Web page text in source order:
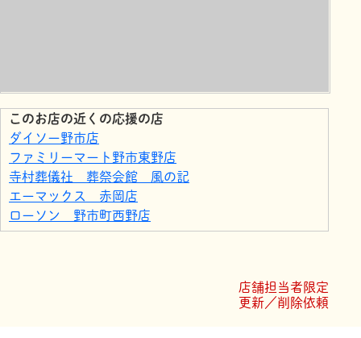
このお店の近くの応援の店
ダイソー野市店
ファミリーマート野市東野店
寺村葬儀社 葬祭会館 風の記
エーマックス 赤岡店
ローソン 野市町西野店
ローソン 野市町西野東店
店舗担当者限定
更新／削除依頼